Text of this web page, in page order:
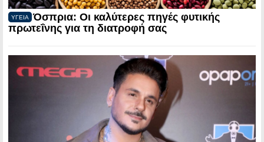
ΥΓΕΙΑ
Όσπρια: Οι καλύτερες πηγές φυτικής
πρωτεΐνης για τη διατροφή σας